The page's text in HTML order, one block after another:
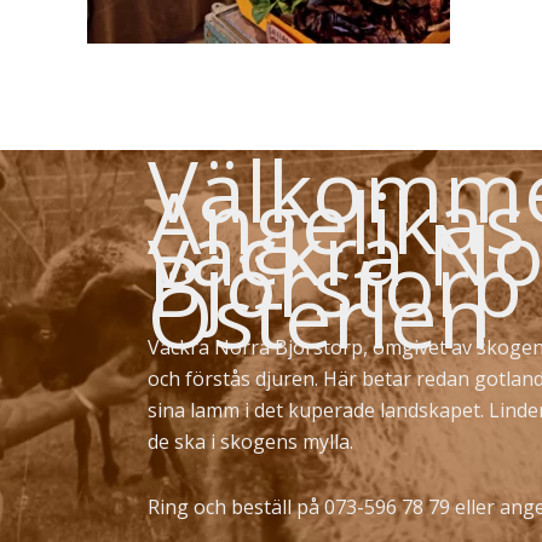
vackra
Björstorp
Österlen
Vackra Norra Björstorp, omgivet av
och förstås djuren. Här betar redan
sina lamm i det kuperade landskapet.
de ska i skogens mylla.
Ring och beställ på 073-596 78 79 eller